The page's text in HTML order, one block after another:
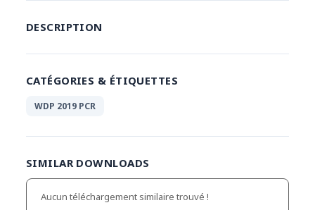
DESCRIPTION
CATÉGORIES & ÉTIQUETTES
WDP 2019 PCR
SIMILAR DOWNLOADS
Aucun téléchargement similaire trouvé !